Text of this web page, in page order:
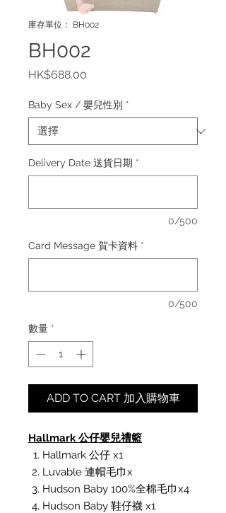
庫存單位： BH002
BH002
HK$688.00
Baby Sex / 嬰兒性別 *
Delivery Date 送貨日期 *
0/500
Card Message 賀卡資料 *
0/500
數量 *
ADD TO CART 加入購物車
Hallmark 公仔嬰兒禮籃
Hallmark 公仔 x1
Luvable 連帽毛巾x
Hudson Baby 100%全棉毛巾x4
Hudson Baby 鞋仔襪 x1